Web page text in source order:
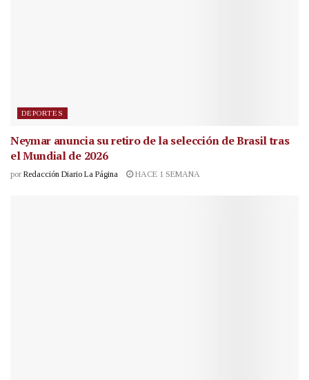
DEPORTES
Neymar anuncia su retiro de la selección de Brasil tras
el Mundial de 2026
por Redacción Diario La Página HACE 1 SEMANA